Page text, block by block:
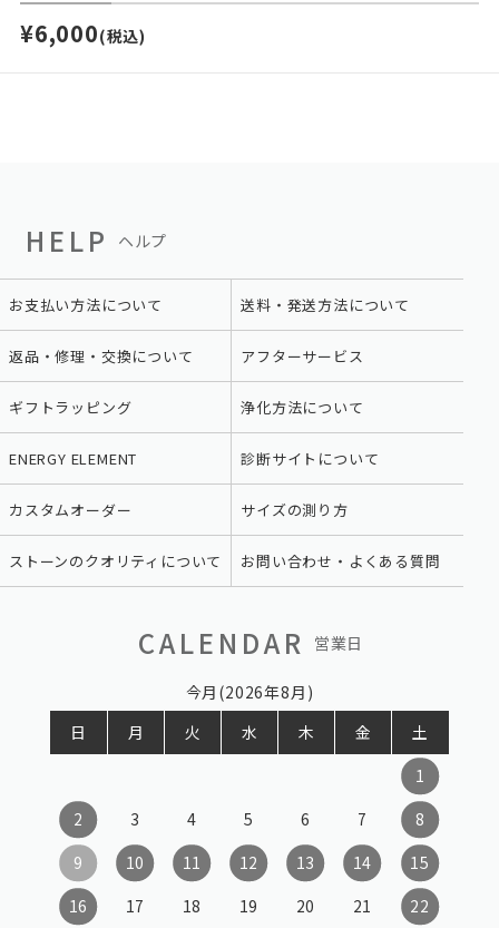
¥6,000(税込)
HELP ヘルプ
お支払い方法について 送料・発送方法について
返品・修理・交換について アフターサービス
ギフトラッピング 浄化方法について
ENERGY ELEMENT 診断サイトについて
カスタムオーダー サイズの測り方
ストーンのクオリティについて お問い合わせ・よくある質問
CALENDAR 営業日
今月(2026年8月)
日
月 火 水 木 金
土
1
2
3 4 5 6 7
8
9
10 11 12 13 14
15
16
17 18 19 20 21
22